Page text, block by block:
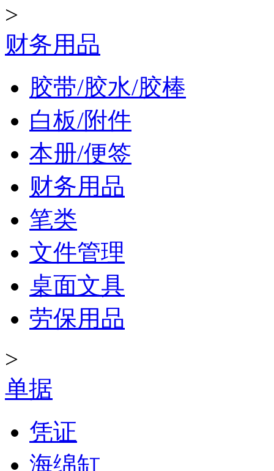
>
财务用品
胶带/胶水/胶棒
白板/附件
本册/便签
财务用品
笔类
文件管理
桌面文具
劳保用品
>
单据
凭证
海绵缸